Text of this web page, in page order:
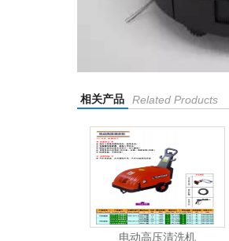
相关产品 Related Products
电动高压清洗机